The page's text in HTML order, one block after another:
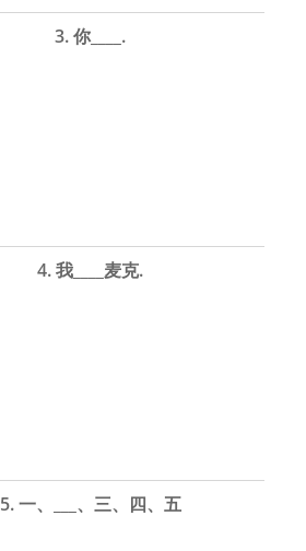
3. 你____.
4. 我____麦克.
5. 一、___、三、四、五